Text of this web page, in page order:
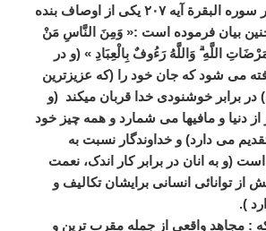
الله تبارک وتعالی در سوره البقرة آیه ۲۰۷ یکی از اوصاف بنده
بیان فرموده است :« وَمِنَ النَّاسِ مَنْ
اللَّهِ ۗ وَاللَّهُ رَءُوفٌ بِالْعِبَادِ » (و در
می‌ شود که جان خود را (که عزیزترین
برابر خوشنودی خدا قربان میکند (و
از دنیا و مافیها می ‌شمارد و همه چیز خود
می ‌دارد) و خداوندگار نسبت به
(و به انان در برابر کار اندک، نعمت
از توانائی انسانی برایشان تکالیف و
).
: مجاهد واقعی از جمله مقرب ترین و